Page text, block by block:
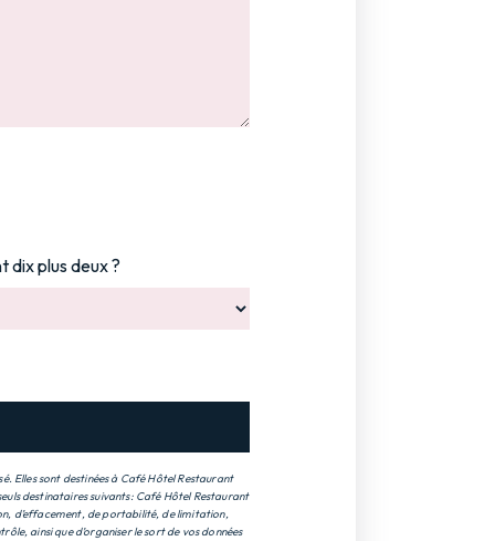
dix plus deux ?
Elles sont destinées à Café Hôtel Restaurant
destinataires suivants: Café Hôtel Restaurant
d’effacement, de portabilité, de limitation,
ainsi que d’organiser le sort de vos données